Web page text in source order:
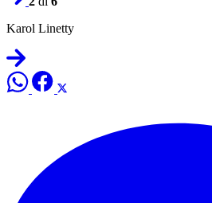
Karol Linetty